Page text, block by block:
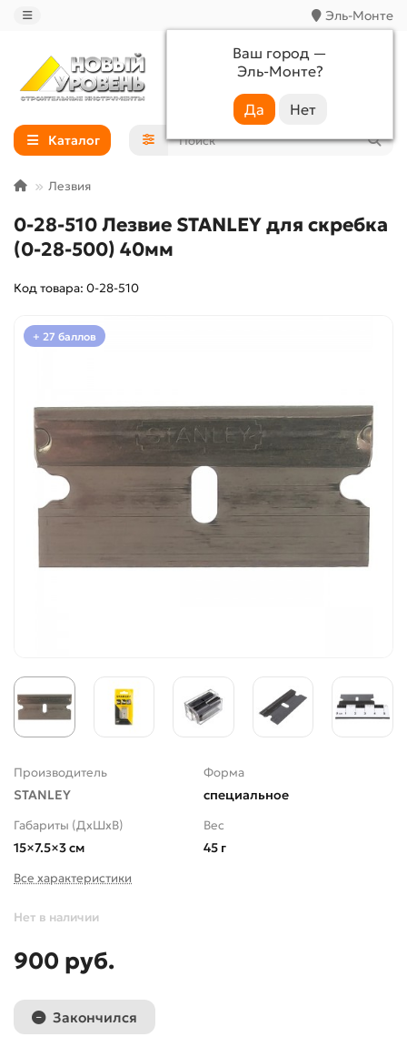
Эль-Монте
Ваш город —
Эль-Монте?
+7 (988) 233-44-52
Каталог
Лезвия
0-28-510 Лезвие STANLEY для скребка
(0-28-500) 40мм
Код товара: 0-28-510
+ 27 баллов
Производитель
STANLEY
Форма
специальное
Габариты (ДхШхВ)
15×7.5×3 см
Вес
45 г
Все характеристики
Нет в наличии
900 руб.
Закончился